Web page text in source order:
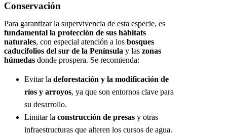
Conservación
Para garantizar la supervivencia de esta especie, es
fundamental la protección de sus hábitats
naturales, con especial atención a los bosques
caducifolios del sur de la Península y las zonas
húmedas donde prospera. Se recomienda:
Evitar la deforestación y la modificación de
ríos y arroyos, ya que son entornos clave para
su desarrollo.
Limitar la construcción de presas y otras
infraestructuras que alteren los cursos de agua.